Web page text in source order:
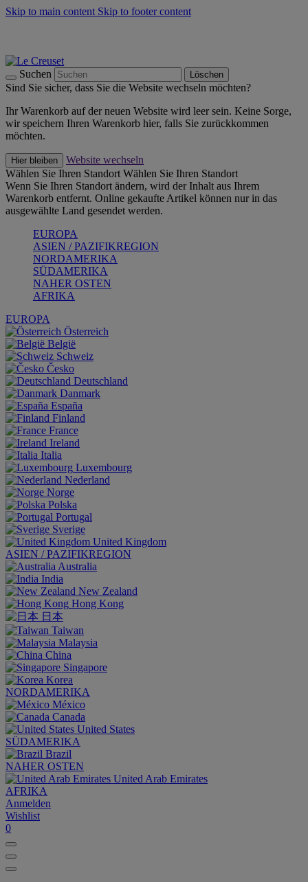
Skip to main content Skip to footer content
Suchen Löschen
Sind Sie sicher, dass Sie die Website wechseln möchten?
Ihr Warenkorb auf der neuen Website wird leer sein. Keine Sorge,
wir speichern Ihren Warenkorb hier, falls Sie zurückkommen
möchten.
Hier bleiben
Website wechseln
Wählen Sie Ihren Standort Wählen Sie Ihren Standort
Wenn Sie Ihren Standort ändern, wird der Inhalt aus Ihrem
Warenkorb entfernt. Online gekaufte Artikel können nur in das
ausgewählte Land gesendet werden.
EUROPA
ASIEN / PAZIFIKREGION
NORDAMERIKA
SÜDAMERIKA
NAHER OSTEN
AFRIKA
EUROPA
Österreich
België
Schweiz
Česko
Deutschland
Danmark
España
Finland
France
Ireland
Italia
Luxembourg
Nederland
Norge
Polska
Portugal
Sverige
United Kingdom
ASIEN / PAZIFIKREGION
Australia
India
New Zealand
Hong Kong
日本
Taiwan
Malaysia
China
Singapore
Korea
NORDAMERIKA
México
Canada
United States
SÜDAMERIKA
Brazil
NAHER OSTEN
United Arab Emirates
AFRIKA
Anmelden
Wishlist
0